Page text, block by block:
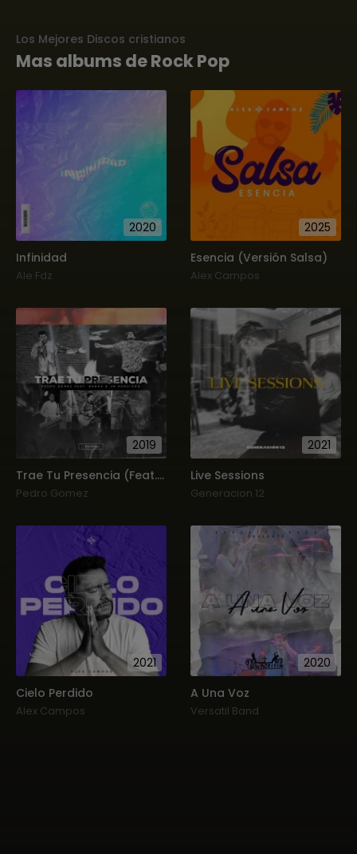
Los Mejores Discos cristianos
Mas albums de Rock Pop
2020
Infinidad
Ale Fdz
2025
Esencia (Versión Salsa)
Alex Campos
2019
Trae Tu Presencia (Feat. Barak, Jr Ponciano) [En Vivo] (Single)
Pedro Gomez
2021
Live Sessions
Generacion 12
2021
Cielo Perdido
Alex Campos
2020
A Una Voz
Versatil Band